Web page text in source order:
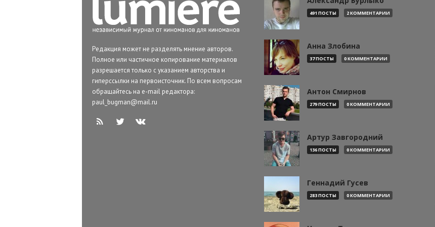
Редакция может не разделять мнение авторов.
Полное или частичное копирование материалов
разрешается только с указанием авторства и
гиперссылки на первоисточник. По всем вопросам
обращайтесь на e-mail редактора:
paul_bugman@mail.ru
491 ПОСТЫ 2 КОММЕНТАРИИ
Анна Злобина
37 ПОСТЫ 0 КОММЕНТАРИИ
Антон Смирнов
279 ПОСТЫ 0 КОММЕНТАРИИ
Артур Завгородний
136 ПОСТЫ 0 КОММЕНТАРИИ
Геннадий Гусев
283 ПОСТЫ 0 КОММЕНТАРИИ